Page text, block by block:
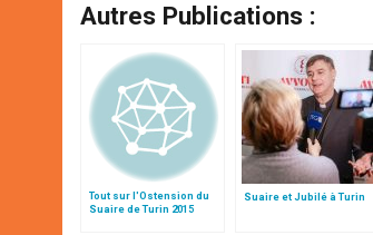
Autres Publications :
Tout sur l'Ostension du
Suaire de Turin 2015
Suaire et Jubilé à Turin